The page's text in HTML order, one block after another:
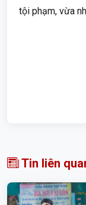
tội phạm, vừa
Tin liên